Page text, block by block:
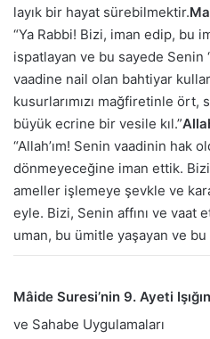
layık bir hayat sürebilmektir.
“Ya Rabbi! Bizi, iman edip, bu
ispatlayan ve bu sayede Senin
vaadine nail olan bahtiyar
kusurlarımızı mağfiretinle ört,
büyük ecrine bir vesile kıl.”
“Allah’ım! Senin vaadinin hak
dönmeyeceğine iman ettik.
ameller işlemeye şevkle ve
eyle. Bizi, Senin affını ve vaat
uman, bu ümitle yaşayan ve bu
Mâide Suresi’nin 9. Ayeti
ve Sahabe Uygulamaları